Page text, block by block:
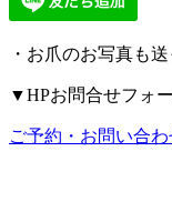
・お爪のお写真も
▼HPお問合せフォ
ご予約・お問い合